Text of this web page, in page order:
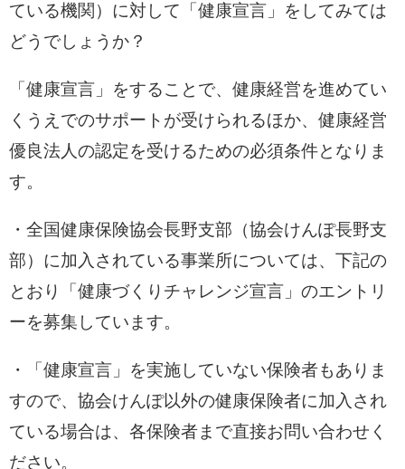
ている機関）に対して「健康宣言」をしてみては
どうでしょうか？
「健康宣言」をすることで、健康経営を進めてい
くうえでのサポートが受けられるほか、健康経営
優良法人の認定を受けるための必須条件となりま
す。
・全国健康保険協会長野支部（協会けんぽ長野支
部）に加入されている事業所については、下記の
とおり「健康づくりチャレンジ宣言」のエントリ
ーを募集しています。
・「健康宣言」を実施していない保険者もありま
すので、協会けんぽ以外の健康保険者に加入され
ている場合は、各保険者まで直接お問い合わせく
ださい。